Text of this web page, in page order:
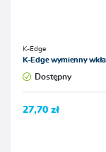
K-Edge
K-Edge wymienny
Dostępny
27,70 zł